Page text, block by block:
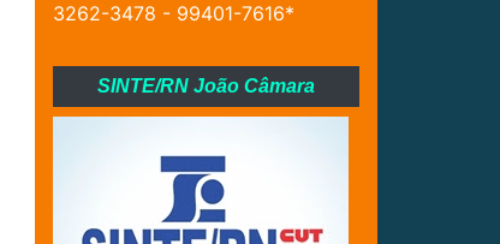
3262-3478 - 99401-7616*
SINTE/RN João Câmara